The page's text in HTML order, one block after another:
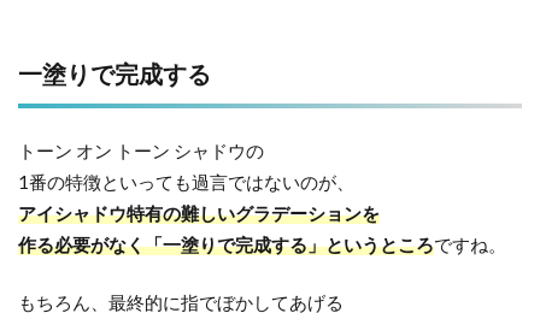
一塗りで完成する
トーン オン トーン シャドウの
1番の特徴といっても過言ではないのが、
アイシャドウ特有の難しいグラデーションを
作る必要がなく「一塗りで完成する」というところですね。
もちろん、最終的に指でぼかしてあげる